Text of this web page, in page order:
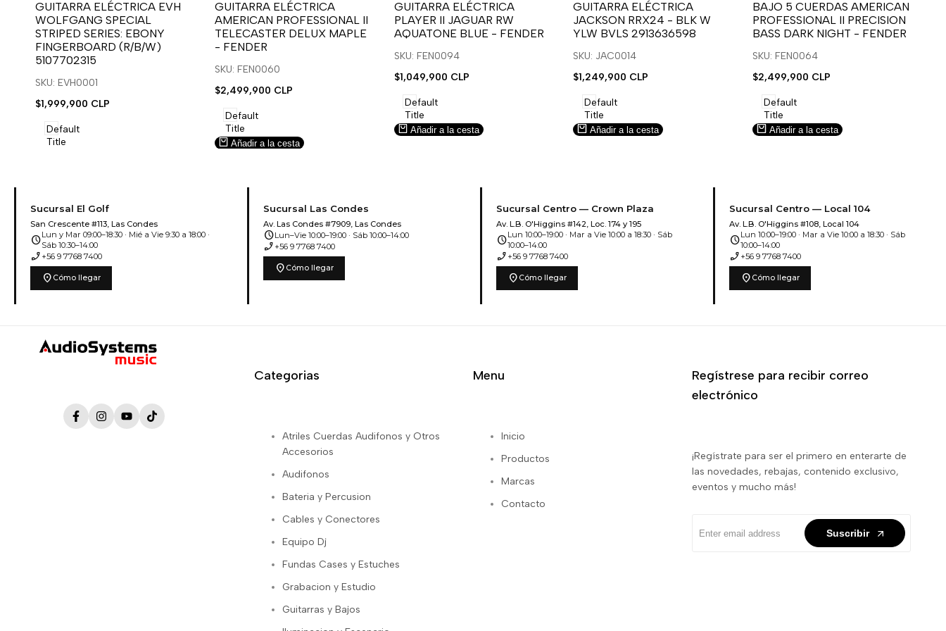
para
usar
la
lista
de
deseos.
para
usar
Compare
GUITARRA ELÉCTRICA EVH
WOLFGANG SPECIAL
STRIPED SERIES: EBONY
FINGERBOARD (R/B/W)
5107702315
SKU: EVH0001
Precio
venta
$1,999,900 CLP
Default
Title
para
usar
la
lista
de
para
usar
Compare
GUITARRA ELÉCTRICA
AMERICAN PROFESSIONAL II
TELECASTER DELUX MAPLE
- FENDER
SKU: FEN0060
Precio
venta
$2,499,900 CLP
Default
Title
Añadir a la cesta
para
usar
la
lista
deseos.
para
usar
Compare
GUITARRA ELÉCTRICA
PLAYER II JAGUAR RW
AQUATONE BLUE - FENDER
SKU: FEN0094
Precio
venta
$1,049,900 CLP
Default
Title
Añadir a la cesta
para
usar
la
lista
deseos.
para
usar
Compare
GUITARRA ELÉCTRICA
JACKSON RRX24 - BLK W
YLW BVLS 2913636598
SKU: JAC0014
Precio
venta
$1,249,900 CLP
Default
Title
Añadir a la cesta
para
usar
la
lista
deseos.
para
usar
Compare
BAJO 5 CUERDAS AMERICAN
PROFESSIONAL II PRECISION
BASS DARK NIGHT - FENDER
SKU: FEN0064
Precio
venta
$2,499,900 CLP
Default
Title
Añadir a la cesta
Sucursal El Golf
San Crescente #113, Las Condes
scheduleLun y Mar 09:00–18:30 · Mié a Vie 9:30 a 18:00 ·
Sáb 10:30–14:00
phone_enabled +56 9 7768 7400
location_on Cómo llegar
Sucursal Las Condes
Av. Las Condes #7909, Las Condes
scheduleLun–Vie 10:00–19:00 · Sáb 10:00–14:00
phone_enabled +56 9 7768 7400
location_on Cómo llegar
Sucursal Centro — Crown Plaza
Av. L.B. O'Higgins #142, Loc. 174 y 195
scheduleLun 10:00–19:00 · Mar a Vie 10:00 a 18:30 · Sáb
10:00–14:00
phone_enabled +56 9 7768 7400
location_on Cómo llegar
Sucursal Centro — Local 104
Av. L.B. O'Higgins #108, Local 104
scheduleLun 10:00–19:00 · Mar a Vie 10:00 a 18:30 · Sáb
10:00–14:00
phone_enabled +56 9 7768 7400
location_on Cómo llegar
FacebookInstagramYouTubeTikTok
Categorias
Atriles Cuerdas Audifonos y Otros
Accesorios
Audifonos
Bateria y Percusion
Cables y Conectores
Equipo Dj
Fundas Cases y Estuches
Grabacion y Estudio
Guitarras y Bajos
Menu
Inicio
Productos
Marcas
Contacto
Regístrese para recibir correo
electrónico
¡Regístrate para ser el primero en enterarte de
las novedades, rebajas, contenido exclusivo,
eventos y mucho más!
Suscribir